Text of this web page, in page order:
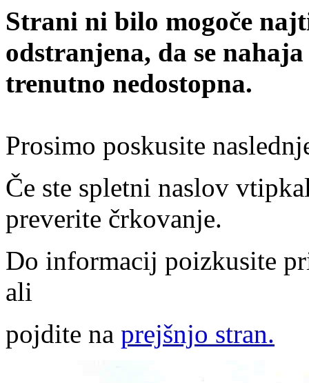
Strani ni bilo mogoče
odstranjena, da se
trenutno nedostopna.
Prosimo poskusite
Če ste spletni naslov
preverite črkovanje.
Do informacij poizkusite
ali
pojdite na prejšnjo stran.